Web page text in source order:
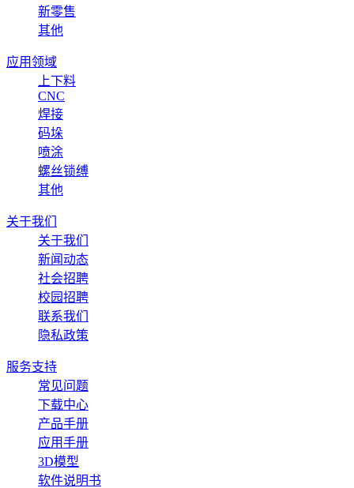
新零售
其他
应用领域
上下料
CNC
焊接
码垛
喷涂
螺丝锁缚
其他
关于我们
关于我们
新闻动态
社会招聘
校园招聘
联系我们
隐私政策
服务支持
常见问题
下载中心
产品手册
应用手册
3D模型
软件说明书